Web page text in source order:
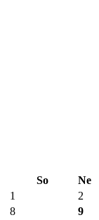
So
Ne
1
2
8 9